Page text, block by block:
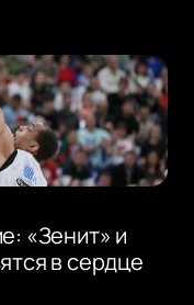
«Зенит» и
в сердце